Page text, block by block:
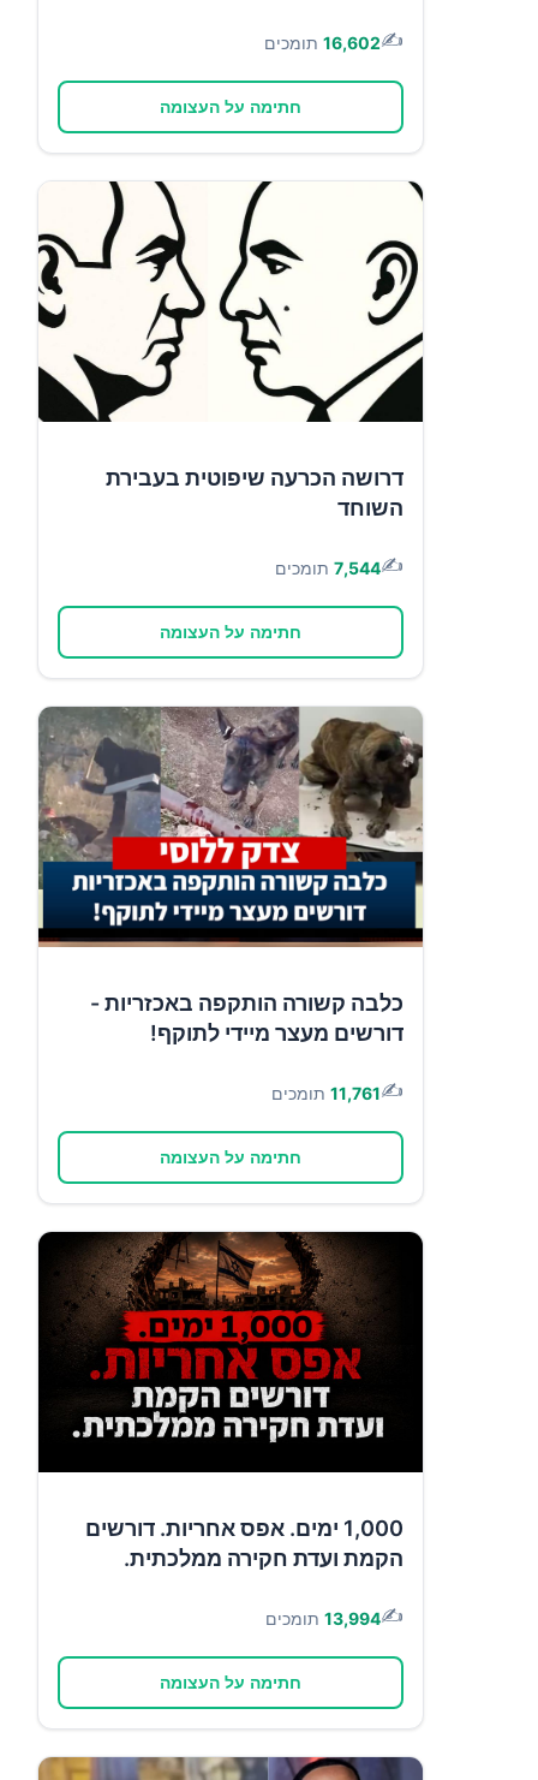
✍️
16,602 תומכים
חתימה על העצומה
דרושה הכרעה שיפוטית בעבירת
השוחד
✍️
7,544 תומכים
חתימה על העצומה
כלבה קשורה הותקפה באכזריות -
דורשים מעצר מיידי לתוקף!
✍️
11,761 תומכים
חתימה על העצומה
1,000 ימים. אפס אחריות. דורשים
הקמת ועדת חקירה ממלכתית.
✍️
13,994 תומכים
חתימה על העצומה